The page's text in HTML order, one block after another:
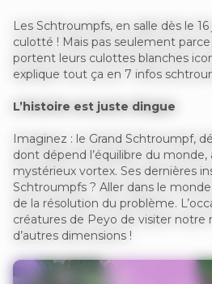
Les Schtroumpfs, en salle dès le
culotté ! Mais pas seulement
portent leurs culottes blanches
explique tout ça en 7 infos
L’histoire est juste dingue
Imaginez : le Grand Schtroumpf,
dont dépend l’équilibre du
mystérieux vortex. Ses dernières
Schtroumpfs ? Aller dans le
de la résolution du problème.
créatures de Peyo de visiter notre
d’autres dimensions !